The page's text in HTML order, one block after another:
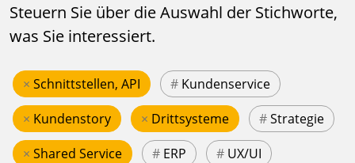
Steuern Sie über die Auswahl der Stichworte,
was Sie interessiert.
× Schnittstellen, API # Kundenservice
× Kundenstory × Drittsysteme #Strategie
× Shared Service # ERP # UX/UI